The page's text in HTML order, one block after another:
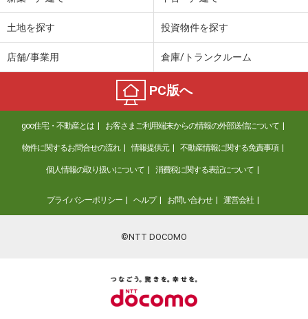
土地を探す 投資物件を探す
店舗/事業用 倉庫/トランクルーム
PC版へ
goo住宅・不動産とは お客さまご利用端末からの情報の外部送信について
物件に関するお問合せの流れ 情報提供元 不動産情報に関する免責事項
個人情報の取り扱いについて 消費税に関する表記について
プライバシーポリシー ヘルプ お問い合わせ 運営会社
©NTT DOCOMO